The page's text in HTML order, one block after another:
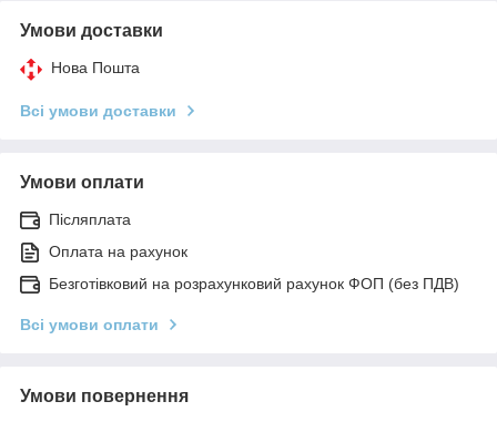
Умови доставки
Нова Пошта
Всі умови доставки
Умови оплати
Післяплата
Оплата на рахунок
Безготівковий на розрахунковий рахунок ФОП (без ПДВ)
Всі умови оплати
Умови повернення